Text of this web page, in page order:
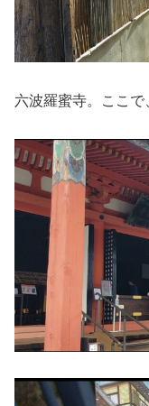
六波羅蜜寺。ここで